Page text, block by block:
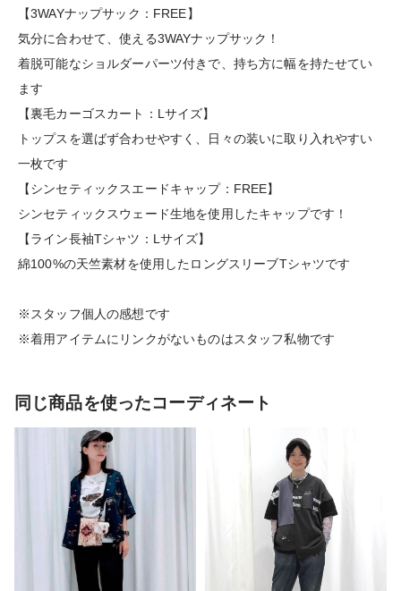
【3WAYナップサック：FREE】
気分に合わせて、使える3WAYナップサック！
着脱可能なショルダーパーツ付きで、持ち方に幅を持たせてい
ます
【裏毛カーゴスカート：Lサイズ】
トップスを選ばず合わせやすく、日々の装いに取り入れやすい
一枚です
【シンセティックスエードキャップ：FREE】
シンセティックスウェード生地を使用したキャップです！
【ライン長袖Tシャツ：Lサイズ】
綿100%の天竺素材を使用したロングスリーブTシャツです
※スタッフ個人の感想です
※着用アイテムにリンクがないものはスタッフ私物です
同じ商品を使ったコーディネート